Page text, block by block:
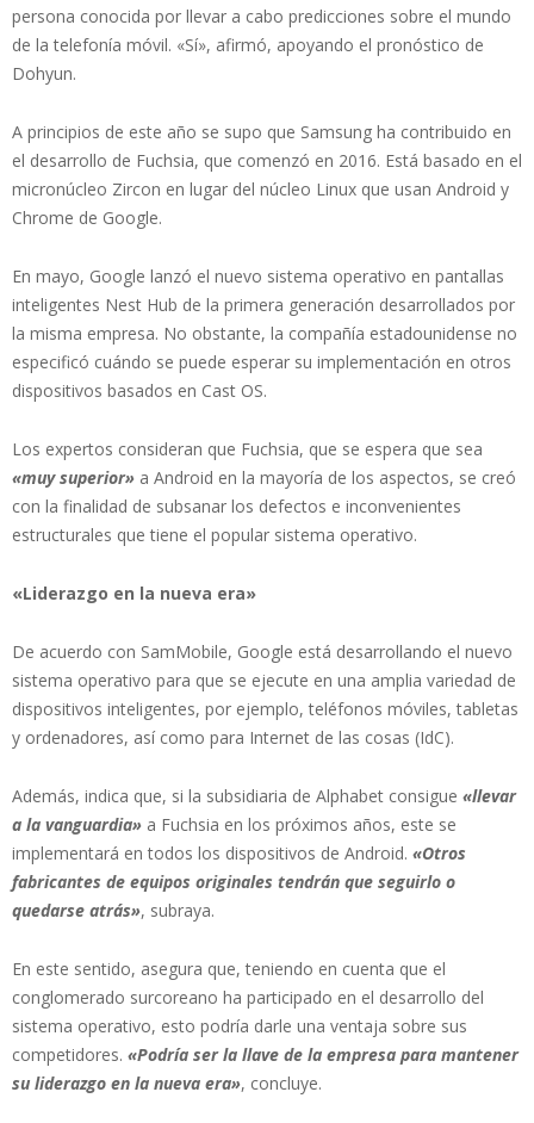
persona conocida por llevar a cabo predicciones sobre el mundo
de la telefonía móvil. «Sí», afirmó, apoyando el pronóstico de
Dohyun.
A principios de este año se supo que Samsung ha contribuido en
el desarrollo de Fuchsia, que comenzó en 2016. Está basado en el
micronúcleo Zircon en lugar del núcleo Linux que usan Android y
Chrome de Google.
En mayo, Google lanzó el nuevo sistema operativo en pantallas
inteligentes Nest Hub de la primera generación desarrollados por
la misma empresa. No obstante, la compañía estadounidense no
especificó cuándo se puede esperar su implementación en otros
dispositivos basados en Cast OS.
Los expertos consideran que Fuchsia, que se espera que sea
«muy superior» a Android en la mayoría de los aspectos, se creó
con la finalidad de subsanar los defectos e inconvenientes
estructurales que tiene el popular sistema operativo.
«Liderazgo en la nueva era»
De acuerdo con SamMobile, Google está desarrollando el nuevo
sistema operativo para que se ejecute en una amplia variedad de
dispositivos inteligentes, por ejemplo, teléfonos móviles, tabletas
y ordenadores, así como para Internet de las cosas (IdC).
Además, indica que, si la subsidiaria de Alphabet consigue «llevar
a la vanguardia» a Fuchsia en los próximos años, este se
implementará en todos los dispositivos de Android. «Otros
fabricantes de equipos originales tendrán que seguirlo o
quedarse atrás», subraya.
En este sentido, asegura que, teniendo en cuenta que el
conglomerado surcoreano ha participado en el desarrollo del
sistema operativo, esto podría darle una ventaja sobre sus
competidores. «Podría ser la llave de la empresa para mantener
su liderazgo en la nueva era», concluye.